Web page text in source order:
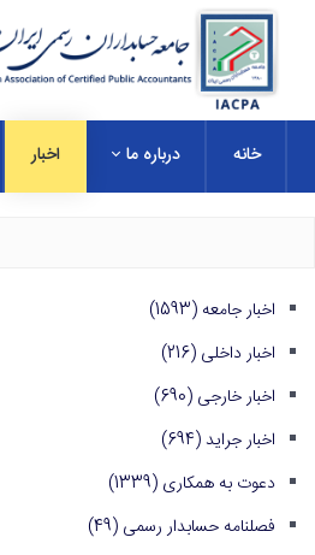
خانه درباره ما اخبار
اخبار جامعه (1593)
اخبار داخلی (216)
اخبار خارجی (690)
اخبار جراید(694)
دعوت به همکاری (1339)
فصلنامه حسابدار رسمی (49)